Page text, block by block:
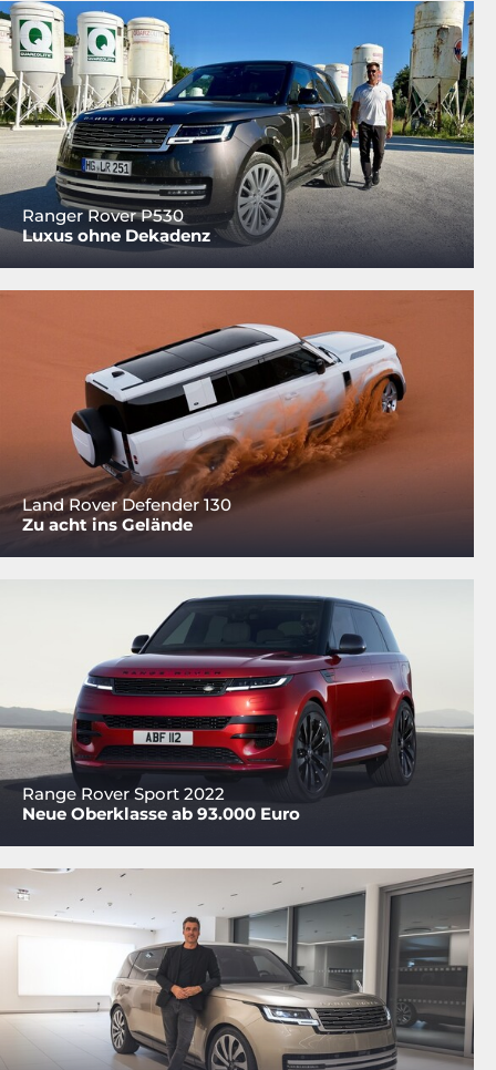
Ranger Rover P530
Luxus ohne Dekadenz
Land Rover Defender 130
Zu acht ins Gelände
Range Rover Sport 2022
Neue Oberklasse ab 93.000 Euro